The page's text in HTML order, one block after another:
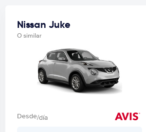
Nissan Juke
O similar
Desde/día